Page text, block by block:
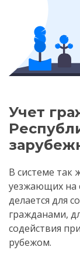
Учет
В системе так
уезжающих на
делается для
гражданами,
содействия
рубежом.